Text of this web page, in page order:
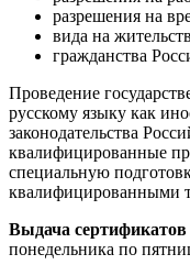
разрешения на
вида на
гражданства
Проведение
русскому языку как
законодательства
квалифицированные
специальную
квалифицированными
Выдача сертификатов
понедельника по